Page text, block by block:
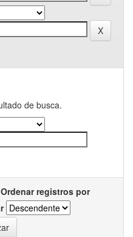
de busca.
Ordenar registros por